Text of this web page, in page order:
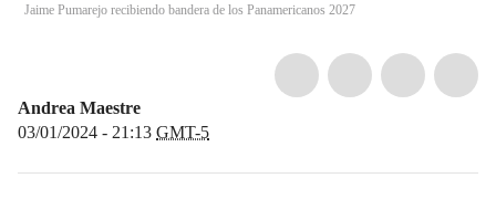
Jaime Pumarejo recibiendo bandera de los Panamericanos 2027
Andrea Maestre
03/01/2024 - 21:13 GMT-5